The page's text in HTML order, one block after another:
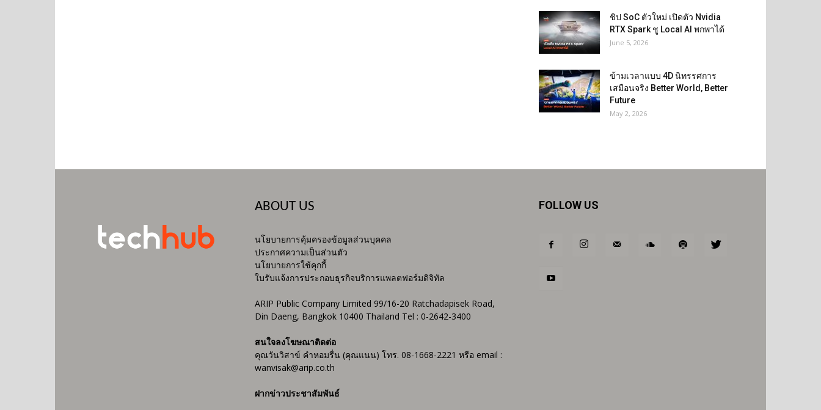
ชิป SoC ตัวใหม่ เปิดตัว Nvidia
RTX Spark ชู Local AI พกพาได้
June 5, 2026
ข้ามเวลาแบบ 4D นิทรรศการ
เสมือนจริง Better World, Better
Future
May 2, 2026
ABOUT US
นโยบายการคุ้มครองข้อมูลส่วนบุคคล
ประกาศความเป็นส่วนตัว
นโยบายการใช้คุกกี้
ใบรับแจ้งการประกอบธุรกิจบริการแพลตฟอร์มดิจิทัล
ARIP Public Company Limited 99/16-20 Ratchadapisek Road,
Din Daeng, Bangkok 10400 Thailand Tel : 0-2642-3400
สนใจลงโฆษณาติดต่อ
คุณวันวิสาข์ คำหอมรื่น (คุณแนน) โทร. 08-1668-2221 หรือ email :
wanvisak@arip.co.th
ฝากข่าวประชาสัมพันธ์
FOLLOW US